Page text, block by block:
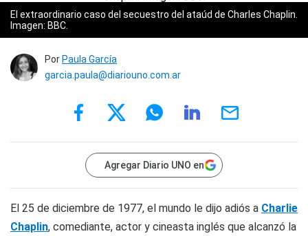
El extraordinario caso del secuestro del ataúd de Charles Chaplin.
Imagen: BBC.
Por Paula García
garcia.paula@diariouno.com.ar
Agregar Diario UNO en
El 25 de diciembre de 1977, el mundo le dijo adiós a Charlie
Chaplin, comediante, actor y cineasta inglés que alcanzó la